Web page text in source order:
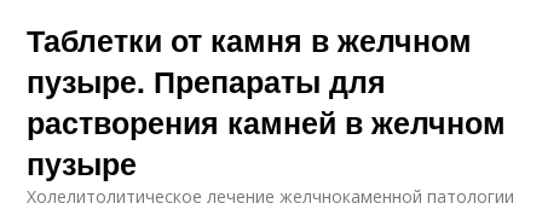
Таблетки от камня в желчном
пузыре. Препараты для
растворения камней в желчном
пузыре
Холелитолитическое лечение желчнокаменной патологии